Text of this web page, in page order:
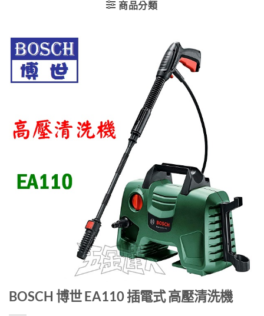
商品分類
BOSCH 博世 EA110 插電式 高壓清洗機